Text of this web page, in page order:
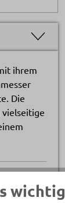
ihrem
Die
vielseitige
wichtig